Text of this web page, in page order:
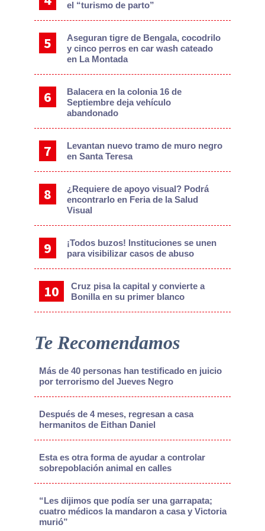
el “turismo de parto”
Aseguran tigre de Bengala, cocodrilo
y cinco perros en car wash cateado
en La Montada
Balacera en la colonia 16 de
Septiembre deja vehículo
abandonado
Levantan nuevo tramo de muro negro
en Santa Teresa
¿Requiere de apoyo visual? Podrá
encontrarlo en Feria de la Salud
Visual
¡Todos buzos! Instituciones se unen
para visibilizar casos de abuso
Cruz pisa la capital y convierte a
Bonilla en su primer blanco
Te Recomendamos
Más de 40 personas han testificado en juicio
por terrorismo del Jueves Negro
Después de 4 meses, regresan a casa
hermanitos de Eithan Daniel
Esta es otra forma de ayudar a controlar
sobrepoblación animal en calles
“Les dijimos que podía ser una garrapata;
cuatro médicos la mandaron a casa y Victoria
murió”